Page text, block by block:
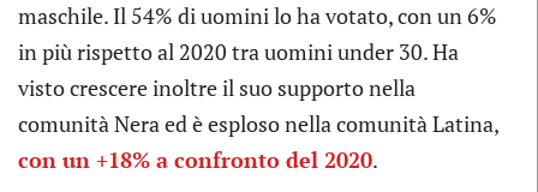
maschile. Il 54% di uomini lo ha votato, con un 6%
in più rispetto al 2020 tra uomini under 30. Ha
visto crescere inoltre il suo supporto nella
comunità Nera ed è esploso nella comunità Latina,
con un +18% a confronto del 2020.